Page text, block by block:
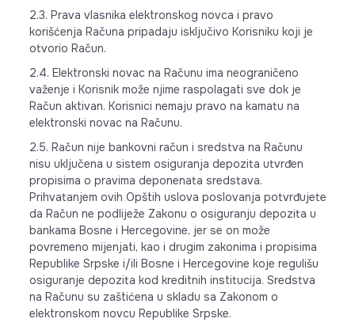
2.3. Prava vlasnika elektronskog novca i pravo
korišćenja Računa pripadaju isključivo Korisniku koji je
otvorio Račun.
2.4. Elektronski novac na Računu ima neograničeno
važenje i Korisnik može njime raspolagati sve dok je
Račun aktivan. Korisnici nemaju pravo na kamatu na
elektronski novac na Računu.
2.5. Račun nije bankovni račun i sredstva na Računu
nisu uključena u sistem osiguranja depozita utvrđen
propisima o pravima deponenata sredstava.
Prihvatanjem ovih Opštih uslova poslovanja potvrđujete
da Račun ne podliježe Zakonu o osiguranju depozita u
bankama Bosne i Hercegovine, jer se on može
povremeno mijenjati, kao i drugim zakonima i propisima
Republike Srpske i/ili Bosne i Hercegovine koje regulišu
osiguranje depozita kod kreditnih institucija. Sredstva
na Računu su zaštićena u skladu sa Zakonom o
elektronskom novcu Republike Srpske.